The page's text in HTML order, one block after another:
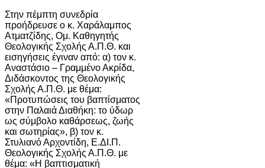
Στην πέμπτη συνεδρία
προήδρευσε ο κ. Χαράλαμπος
Ατματζίδης, Ομ. Καθηγητής
Θεολογικής Σχολής Α.Π.Θ. και
εισηγήσεις έγιναν από: α) τον κ.
Αναστάσιο – Γραμμένο Ακρίδα,
Διδάσκοντος της Θεολογικής
Σχολής Α.Π.Θ. με θέμα:
«Προτυπώσεις του βαπτίσματος
στην Παλαιά Διαθήκη: το ύδωρ
ως σύμβολο καθάρσεως, ζωής
και σωτηρίας», β) τον κ.
Στυλιανό Αρχοντίδη, Ε.ΔΙ.Π.
Θεολογικής Σχολής Α.Π.Θ. με
θέμα: «Η βαπτισματική